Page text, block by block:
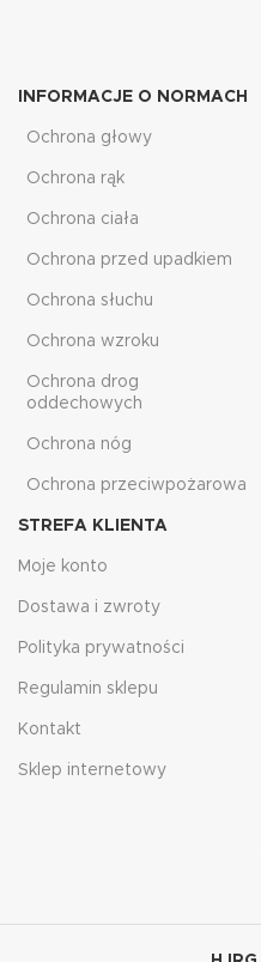
INFORMACJE O NORMACH
Ochrona głowy
Ochrona rąk
Ochrona ciała
Ochrona przed upadkiem
Ochrona słuchu
Ochrona wzroku
Ochrona drog
oddechowych
Ochrona nóg
Ochrona przeciwpożarowa
STREFA KLIENTA
Moje konto
Dostawa i zwroty
Polityka prywatności
Regulamin sklepu
Kontakt
Sklep internetowy